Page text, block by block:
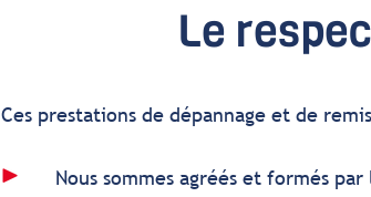
Le
Ces prestations de dépannage et de
Nous sommes agréés et formés